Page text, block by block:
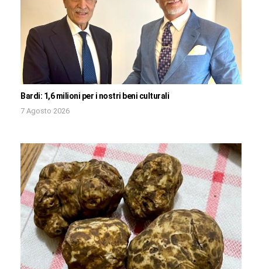
Bardi: 1,6 milioni per i nostri beni culturali
7 Agosto 2026